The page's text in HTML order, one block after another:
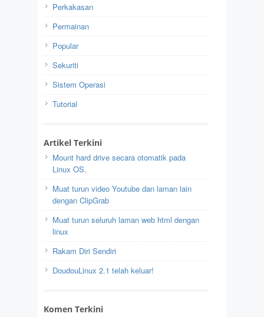
Perkakasan
Permainan
Popular
Sekuriti
Sistem Operasi
Tutorial
Artikel Terkini
Mount hard drive secara otomatik pada
Linux OS.
Muat turun video Youtube dan laman lain
dengan ClipGrab
Muat turun seluruh laman web html dengan
linux
Rakam Diri Sendiri
DoudouLinux 2.1 telah keluar!
Komen Terkini